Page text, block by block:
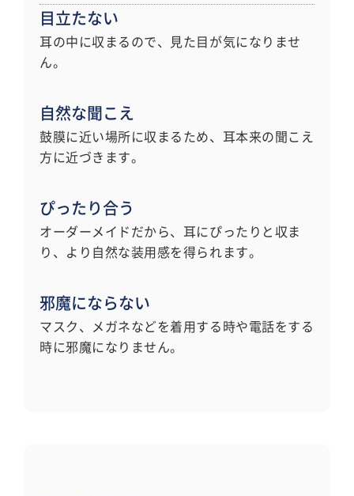
目立たない
耳の中に収まるので、見た目が気になりませ
ん。
自然な聞こえ
鼓膜に近い場所に収まるため、耳本来の聞こえ
方に近づきます。
ぴったり合う
オーダーメイドだから、耳にぴったりと収ま
り、より自然な装用感を得られます。
邪魔にならない
マスク、メガネなどを着用する時や電話をする
時に邪魔になりません。